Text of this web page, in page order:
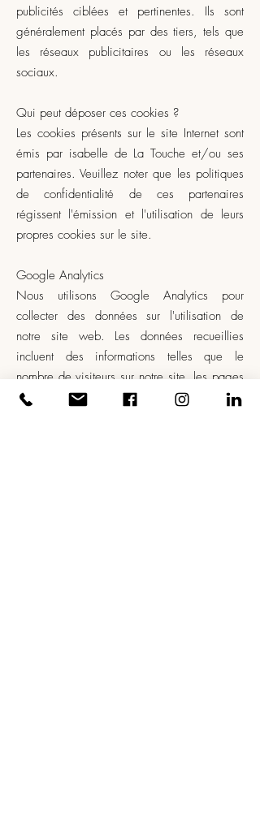
publicités ciblées et pertinentes. Ils sont
généralement placés par des tiers, tels que
les réseaux publicitaires ou les réseaux
sociaux.
Qui peut déposer ces cookies ?
Les cookies présents sur le site Internet sont
émis par isabelle de La Touche et/ou ses
partenaires. Veuillez noter que les politiques
de confidentialité de ces partenaires
régissent l'émission et l'utilisation de leurs
propres cookies sur le site.
Google Analytics
Nous utilisons Google Analytics pour
collecter des données sur l'utilisation de
notre site web. Les données recueillies
incluent des informations telles que le
nombre de visiteurs sur notre site, les pages
visitées et la durée de la visite. Ces